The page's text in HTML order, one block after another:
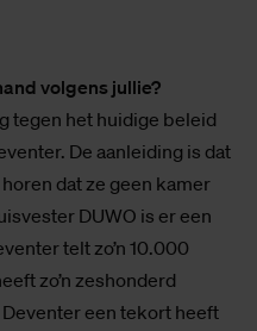
volgens jullie?
tegen het huidige beleid
De aanleiding is dat
dat ze geen kamer
DUWO is er een
telt zo’n 10.000
zo’n zeshonderd
een tekort heeft